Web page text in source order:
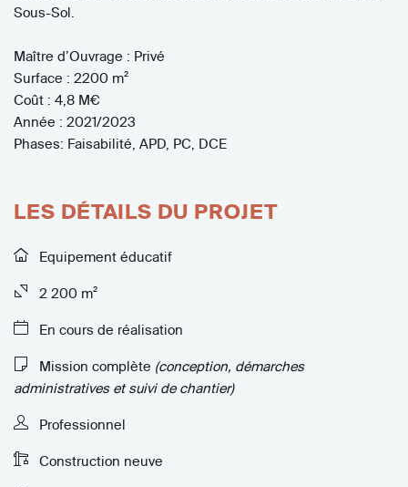
Sous-Sol.
Maître d’Ouvrage : Privé
Surface : 2200 m²
Coût : 4,8 M€
Année : 2021/2023
Phases: Faisabilité, APD, PC, DCE
LES DÉTAILS DU PROJET
Equipement éducatif
2 200 m²
En cours de réalisation
Mission complète (conception, démarches
administratives et suivi de chantier)
Professionnel
Construction neuve